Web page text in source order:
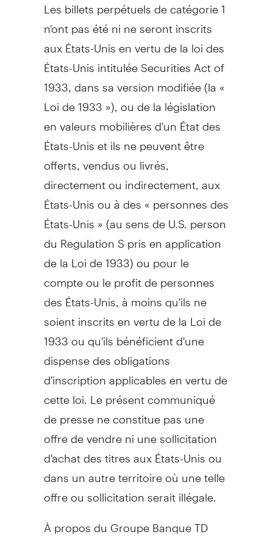
n'ont pas été ni ne seront inscrits
aux États-Unis en vertu de la loi des
États-Unis intitulée Securities Act of
1933, dans sa version modifiée (la «
Loi de1933 »), ou de la législation
en valeurs mobilières d'un État des
États-Unis et ils ne peuvent être
offerts, vendus ou livrés,
directement ou indirectement, aux
États-Unis ou à des « personnes des
États-Unis » (au sens de U.S. person
du Regulation S pris en application
de laLoi de1933) ou pour le
compte ou le profit de personnes
des États-Unis, à moins qu'ils ne
soient inscrits en vertu de laLoi de
1933 ou qu'ils bénéficient d'une
dispense des obligations
d'inscription applicables en vertu de
cette loi. Le présent communiqué
de presse ne constitue pas une
offre de vendre ni une sollicitation
d'achat des titres aux États-Unis ou
dans un autre territoire où une telle
offre ou sollicitation serait illégale.
À propos du Groupe Banque TD